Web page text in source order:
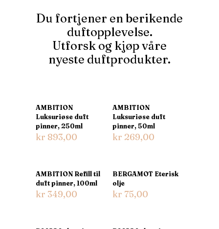
Du fortjener en berikende
duftopplevelse.
Utforsk og kjøp våre
nyeste duftprodukter.
AMBITION
Luksuriøse duft
pinner, 250ml
kr 893,00
AMBITION
Luksuriøse duft
pinner, 50ml
kr 269,00
AMBITION Refill til
duft pinner, 100ml
kr 349,00
BERGAMOT Eterisk
olje
kr 75,00